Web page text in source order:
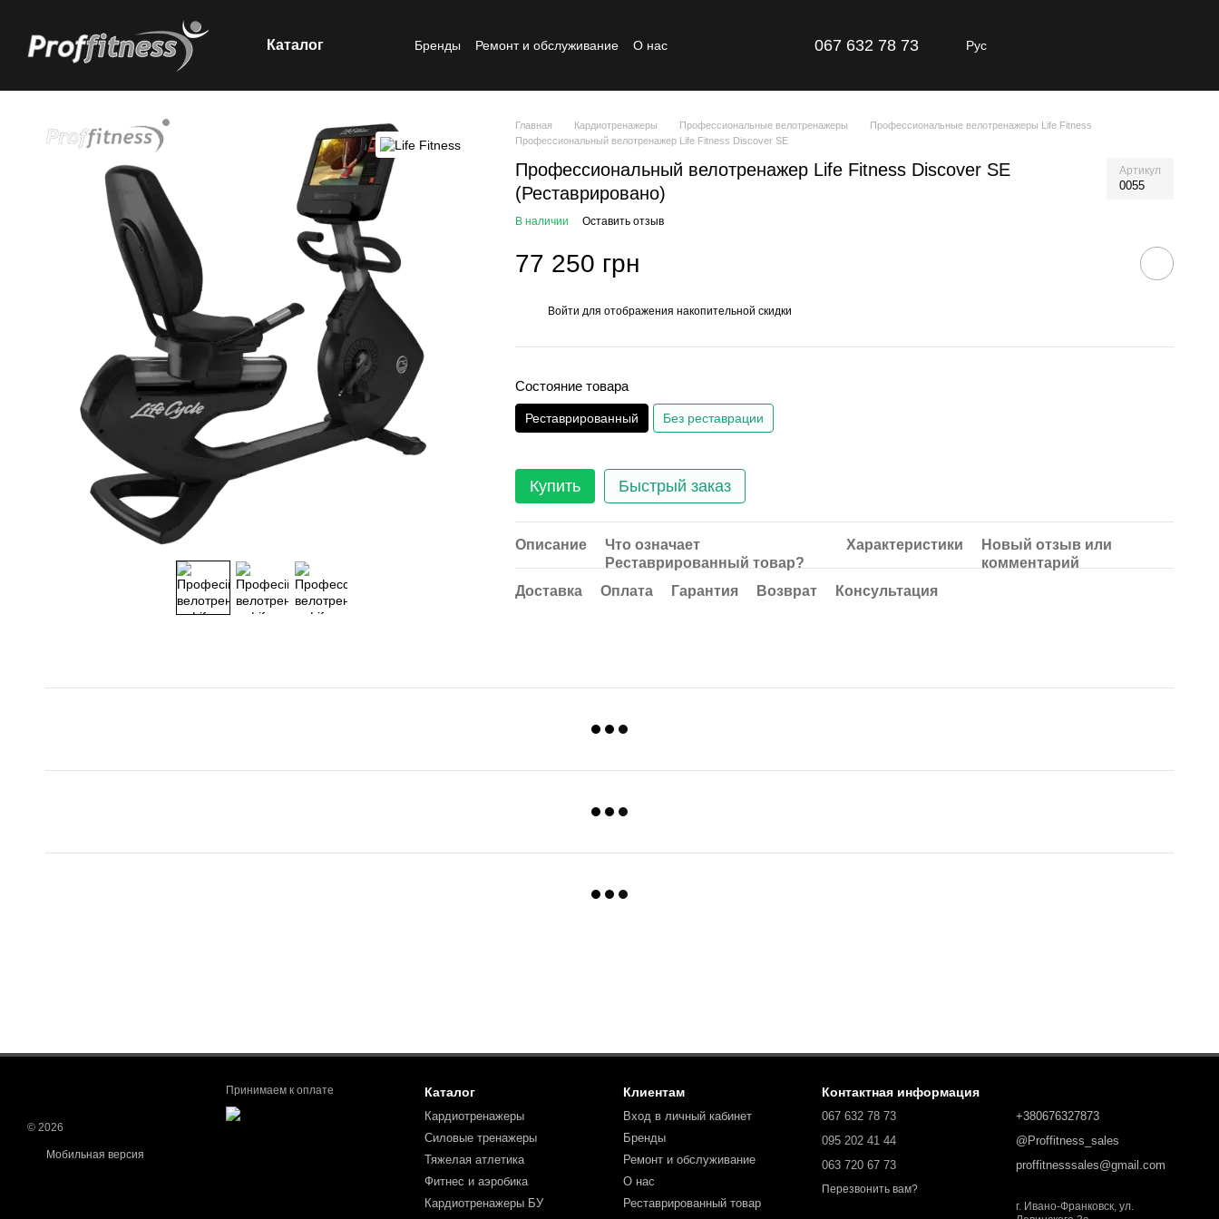
Каталог Бренды Ремонт и обслуживание
О нас
067 632 78 73 Рус
Главная Кардиотренажеры Профессиональные велотренажеры
Профессиональные велотренажеры Life Fitness
Профессиональный велотренажер Life Fitness Discover SE
Профессиональный велотренажер Life Fitness Discover SE
(Реставрировано)
Артикул
0055
В наличии Оставить отзыв
77 250 грн
Войти для отображения накопительной скидки
Состояние товара
Реставрированный Без реставрации
Купить Быстрый заказ
Описание
Что означает
Реставрированный товар?
Характеристики
Новый отзыв или
комментарий
Доставка
Оплата Гарантия Возврат Консультация
© 2026
Мобильная версия
Принимаем к оплате Каталог
Кардиотренажеры
Силовые тренажеры
Тяжелая атлетика
Фитнес и аэробика
Кардиотренажеры БУ
Клиентам
Вход в личный кабинет
Бренды
Ремонт и обслуживание
О нас
Реставрированный товар
Контактная информация
067 632 78 73
095 202 41 44
063 720 67 73
Перезвонить вам?
+380676327873
@Proffitness_sales
proffitnesssales@gmail.com
г. Ивано-Франковск, ул.